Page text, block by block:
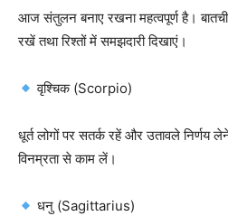
आज संतुलन बनाए रखना महत्वपूर्ण है।
रखें तथा रिश्तों में समझदारी दिखाएं।
वृश्चिक (Scorpio)
धूर्त लोगों पर सतर्क रहें और उतावले
विनम्रता से काम लें।
धनु (Sagittarius)